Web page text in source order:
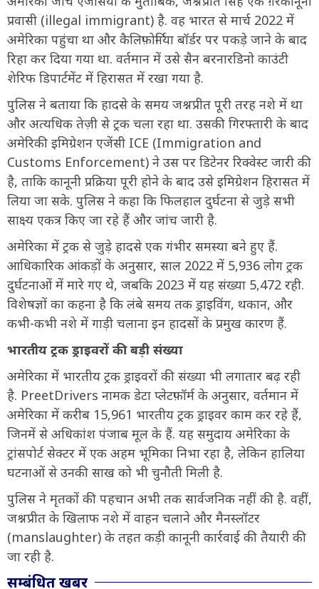
प्रवासी (illegal immigrant) है. वह भारत से मार्च 2022 में
अमेरिका पहुंचा था और कैलिफ़ोर्निया बॉर्डर पर पकड़े जाने के बाद
रिहा कर दिया गया था. वर्तमान में उसे सैन बरनारडिनो काउंटी
शेरिफ डिपार्टमेंट में हिरासत में रखा गया है.
पुलिस ने बताया कि हादसे के समय जश्नप्रीत पूरी तरह नशे में था
और अत्यधिक तेज़ी से ट्रक चला रहा था. उसकी गिरफ्तारी के बाद
अमेरिकी इमिग्रेशन एजेंसी ICE (Immigration and
Customs Enforcement) ने उस पर डिटेनर रिक्वेस्ट जारी की
है, ताकि कानूनी प्रक्रिया पूरी होने के बाद उसे इमिग्रेशन हिरासत में
लिया जा सके. पुलिस ने कहा कि फिलहाल दुर्घटना से जुड़े सभी
साक्ष्य एकत्र किए जा रहे हैं और जांच जारी है.
अमेरिका में ट्रक से जुड़े हादसे एक गंभीर समस्या बने हुए हैं.
आधिकारिक आंकड़ों के अनुसार, साल 2022 में 5,936 लोग ट्रक
दुर्घटनाओं में मारे गए थे, जबकि 2023 में यह संख्या 5,472 रही.
विशेषज्ञों का कहना है कि लंबे समय तक ड्राइविंग, थकान, और
कभी-कभी नशे में गाड़ी चलाना इन हादसों के प्रमुख कारण हैं.
भारतीय ट्रक ड्राइवरों की बड़ी संख्या
अमेरिका में भारतीय ट्रक ड्राइवरों की संख्या भी लगातार बढ़ रही
है. PreetDrivers नामक डेटा प्लेटफ़ॉर्म के अनुसार, वर्तमान में
अमेरिका में करीब 15,961 भारतीय ट्रक ड्राइवर काम कर रहे हैं,
जिनमें से अधिकांश पंजाब मूल के हैं. यह समुदाय अमेरिका के
ट्रांसपोर्ट सेक्टर में एक अहम भूमिका निभा रहा है, लेकिन हालिया
घटनाओं से उनकी साख को भी चुनौती मिली है.
पुलिस ने मृतकों की पहचान अभी तक सार्वजनिक नहीं की है. वहीं,
जश्नप्रीत के खिलाफ नशे में वाहन चलाने और मैनस्लॉटर
(manslaughter) के तहत कड़ी कानूनी कार्रवाई की तैयारी की
जा रही है.
सम्बंधित खबर